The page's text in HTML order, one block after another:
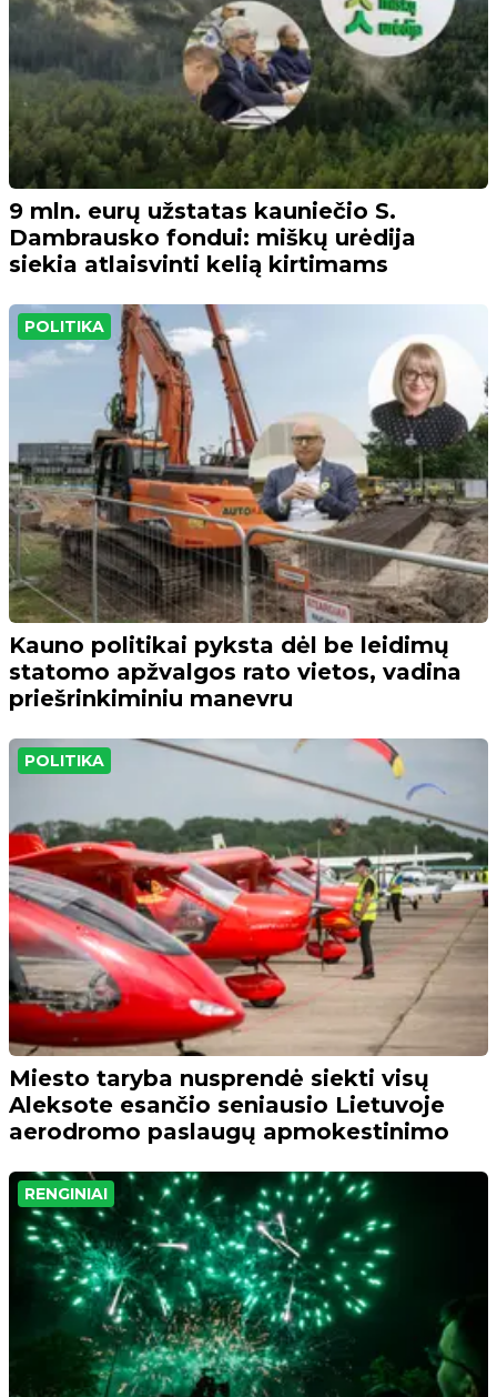
9 mln. eurų užstatas kauniečio S.
Dambrausko fondui: miškų urėdija
siekia atlaisvinti kelią kirtimams
POLITIKA
Kauno politikai pyksta dėl be leidimų
statomo apžvalgos rato vietos, vadina
priešrinkiminiu manevru
POLITIKA
Miesto taryba nusprendė siekti visų
Aleksote esančio seniausio Lietuvoje
aerodromo paslaugų apmokestinimo
RENGINIAI